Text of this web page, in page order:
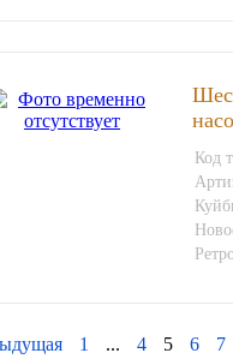
Код
1 ... 4 5 6 7